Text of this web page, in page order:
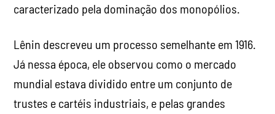
caracterizado pela dominação dos monopólios.
Lênin descreveu um processo semelhante em 1916.
Já nessa época, ele observou como o mercado
mundial estava dividido entre um conjunto de
trustes e cartéis industriais, e pelas grandes